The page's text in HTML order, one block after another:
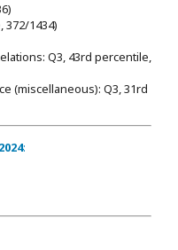
372/1434)
Q3, 43rd percentile,
(miscellaneous): Q3, 31rd
: